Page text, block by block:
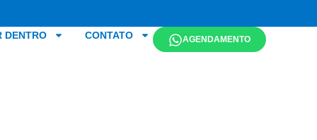
DENTRO CONTATO AGENDAMENTO